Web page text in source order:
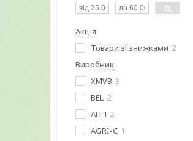
Акція
Товари зі знижками 2
Виробник
XMVB 3
BEL 2
АПП 2
AGRI-C 1